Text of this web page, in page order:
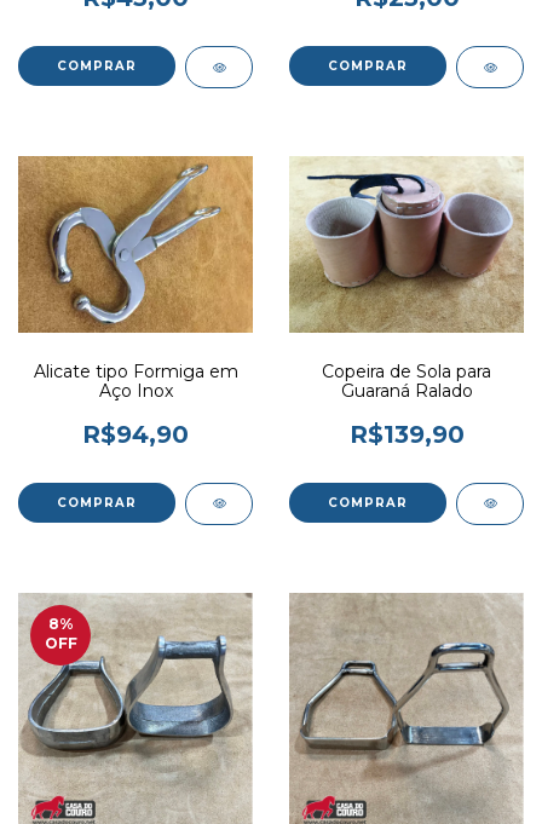
Alicate tipo Formiga em
Aço Inox
R$94,90
COMPRAR
Copeira de Sola para
Guaraná Ralado
R$139,90
8%
OFF